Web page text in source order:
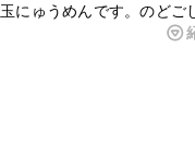
玉にゅうめんです。のどご
合って、美味しいですよ